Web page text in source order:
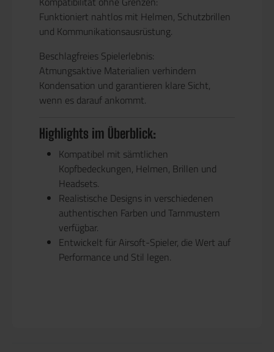
Funktioniert nahtlos mit Helmen, Schutzbrillen
und Kommunikationsausrüstung.
Beschlagfreies Spielerlebnis:
Atmungsaktive Materialien verhindern
Kondensation und garantieren klare Sicht,
wenn es darauf ankommt.
Highlights im Überblick:
Kompatibel mit sämtlichen
Kopfbedeckungen, Helmen, Brillen und
Headsets.
Realistische Designs in verschiedenen
authentischen Farben und Tarnmustern
verfügbar.
Entwickelt für Airsoft-Spieler, die Wert auf
Performance und Stil legen.